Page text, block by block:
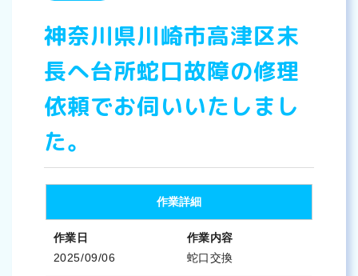
神奈川県川崎市高津区末
長へ台所蛇口故障の修理
依頼でお伺いいたしまし
た。
作業詳細
作業日
2025/09/06
作業内容
蛇口交換